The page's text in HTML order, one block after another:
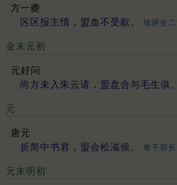
方一夔
区区报主情，盟血不受歃。
续评史
金末元初
元好问
尚方未入朱云请，盟盘合与毛生俱。
元
唐元
折简中书君，盟会松滋侯。
奉干郭
元末明初